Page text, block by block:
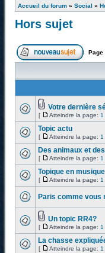
Accueil du forum » Social »
Hors sujet
Page
Votre dernière
[ Atteindre la page: 1
Topic actu
[ Atteindre la page: 1
Des animaux et
[ Atteindre la page: 1
Topique en musique
[ Atteindre la page: 1
Paris comme vous
Un topic RR4?
[ Atteindre la page: 1
La chasse
[ Atteindre la page: 1